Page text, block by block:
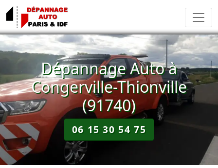
Dépannage Auto à
Congerville-Thionville
(91740)
06 15 30 54 75